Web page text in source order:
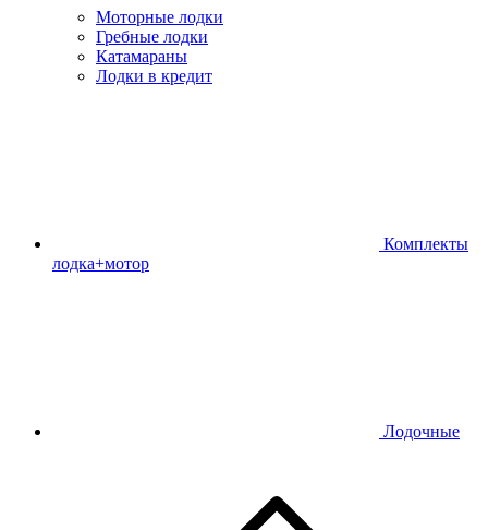
Моторные лодки
Гребные лодки
Катамараны
Лодки в кредит
Комплекты
лодка+мотор
Лодочные